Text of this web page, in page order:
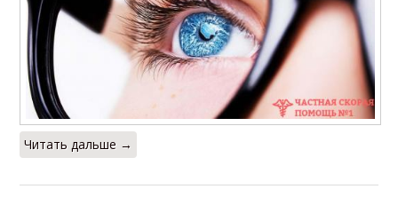
Читать дальше →